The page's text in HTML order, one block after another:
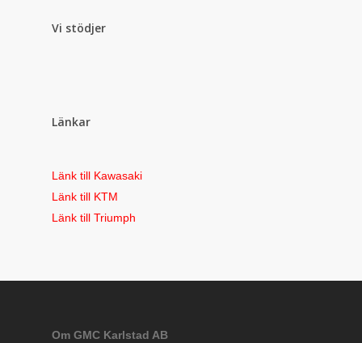
Vi stödjer
Länkar
Länk till Kawasaki
Länk till KTM
Länk till Triumph
Om GMC Karlstad AB